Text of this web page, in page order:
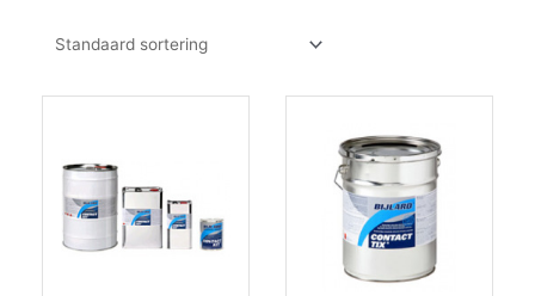
variaties.